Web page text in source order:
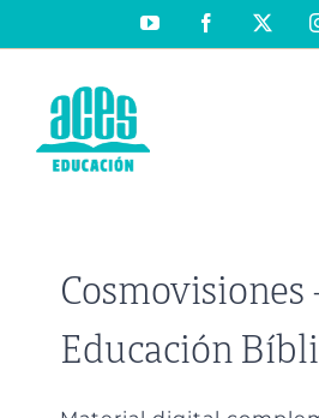
YouTubeFacebook
Cosmovisiones
Educación